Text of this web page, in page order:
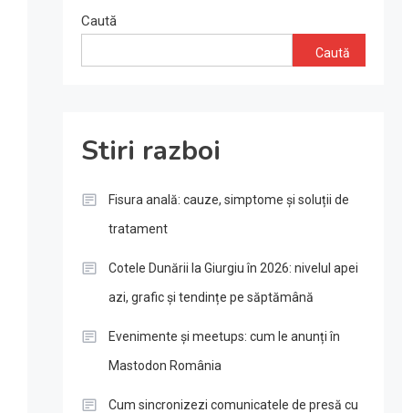
Caută
Caută
Stiri razboi
Fisura anală: cauze, simptome și soluții de
tratament
Cotele Dunării la Giurgiu în 2026: nivelul apei
azi, grafic și tendințe pe săptămână
Evenimente și meetups: cum le anunți în
Mastodon România
Cum sincronizezi comunicatele de presă cu